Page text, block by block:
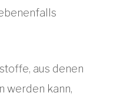
aus denen
werden kann,